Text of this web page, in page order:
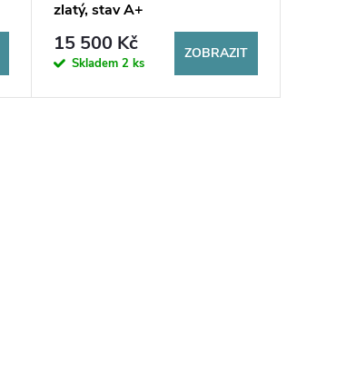
zlatý, stav A+
15 500 Kč
Skladem 2 ks
ZOBRAZIT